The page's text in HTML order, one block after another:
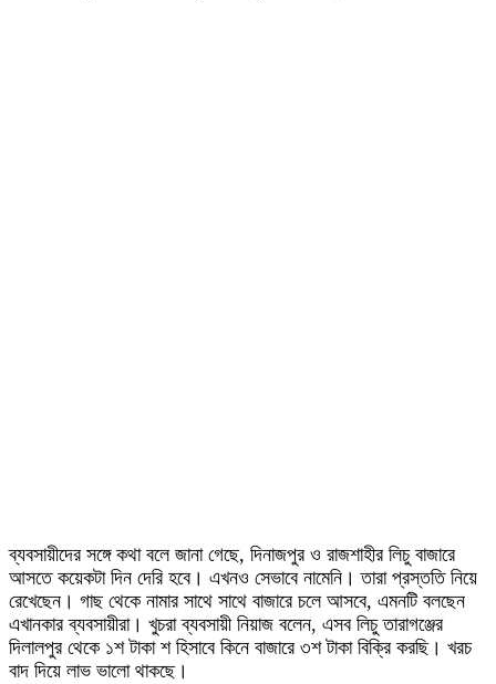
ব্যবসায়ীদের সঙ্গে কথা বলে জানা গেছে, দিনাজপুর ও রাজশাহীর লিচু বাজারে
আসতে কয়েকটা দিন দেরি হবে। এখনও সেভাবে নামেনি। তারা প্রস্ততি নিয়ে
রেখেছেন। গাছ থেকে নামার সাথে সাথে বাজারে চলে আসবে, এমনটি বলছেন
এখানকার ব্যবসায়ীরা। খুচরা ব্যবসায়ী নিয়াজ বলেন, এসব লিচু তারাগঞ্জের
দিলালপুর থেকে ১শ টাকা শ হিসাবে কিনে বাজারে ৩শ টাকা বিক্রি করছি। খরচ
বাদ দিয়ে লাভ ভালো থাকছে।